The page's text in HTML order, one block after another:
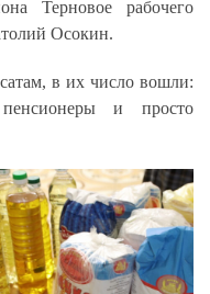
Терновое рабочего
Осокин.
в их число вошли:
и просто